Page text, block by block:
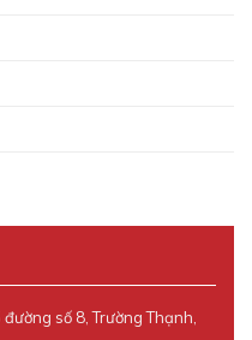
số 8, Trường Thạnh,